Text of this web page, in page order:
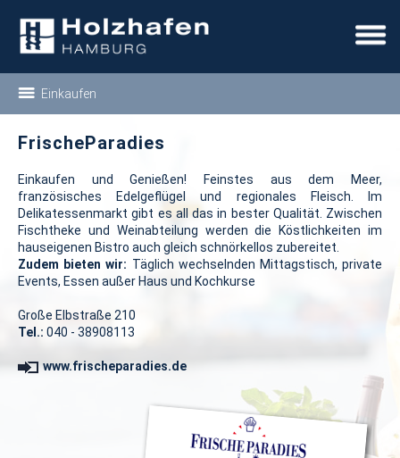
Einkaufen
FrischeParadies
Einkaufen und Genießen! Feinstes aus dem Meer,
französisches Edelgeflügel und regionales Fleisch. Im
Delikatessenmarkt gibt es all das in bester Qualität. Zwischen
Fischtheke und Weinabteilung werden die Köstlichkeiten im
hauseigenen Bistro auch gleich schnörkellos zubereitet.
Zudem bieten wir: Täglich wechselnden Mittagstisch, private
Events, Essen außer Haus und Kochkurse
Große Elbstraße 210
Tel.: 040 - 38908113
www.frischeparadies.de